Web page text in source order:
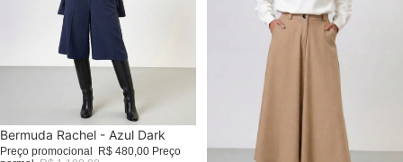
Promoção
Bermuda Rachel - Azul Dark
Preço promocional R$ 480,00 Preço